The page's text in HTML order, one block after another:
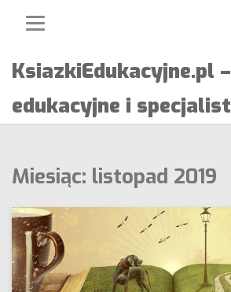
KsiazkiEdukacyjne.pl
edukacyjne i
Miesiąc: listopad 2019